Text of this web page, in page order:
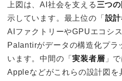
上図は、AI社会を支える 三つ
示しています。最上位の「 設
AIファクトリーやGPUエコシ
Palantirがデータの構造化プラ
います。中間の「実装者層 」
Appleなどがこれらの設計図を